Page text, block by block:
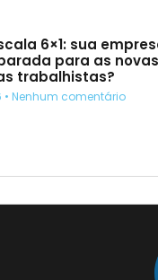
6×1: sua
para as
trabalhistas?
Nenhum comentário